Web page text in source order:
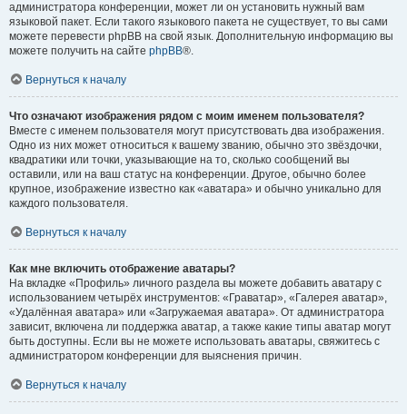
администратора конференции, может ли он установить нужный вам
языковой пакет. Если такого языкового пакета не существует, то вы сами
можете перевести phpBB на свой язык. Дополнительную информацию вы
можете получить на сайте phpBB®.
Вернуться к началу
Что означают изображения рядом с моим именем пользователя?
Вместе с именем пользователя могут присутствовать два изображения.
Одно из них может относиться к вашему званию, обычно это звёздочки,
квадратики или точки, указывающие на то, сколько сообщений вы
оставили, или на ваш статус на конференции. Другое, обычно более
крупное, изображение известно как «аватара» и обычно уникально для
каждого пользователя.
Вернуться к началу
Как мне включить отображение аватары?
На вкладке «Профиль» личного раздела вы можете добавить аватару с
использованием четырёх инструментов: «Граватар», «Галерея аватар»,
«Удалённая аватара» или «Загружаемая аватара». От администратора
зависит, включена ли поддержка аватар, а также какие типы аватар могут
быть доступны. Если вы не можете использовать аватары, свяжитесь с
администратором конференции для выяснения причин.
Вернуться к началу